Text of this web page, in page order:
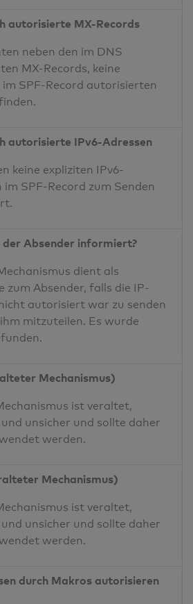
autorisierte MX-Records
neben den im DNS
MX-Records, keine
SPF-Record autorisierten
autorisierte IPv6-Adressen
keine expliziten IPv6-
im SPF-Record zum Senden
Absender informiert?
dient als
zum Absender, falls die IP-
autorisiert war zu senden
mitzuteilen. Es wurde
Mechanismus)
ist veraltet,
und unsicher und sollte daher
werden.
Mechanismus)
ist veraltet,
und unsicher und sollte daher
werden.
durch Makros autorisieren